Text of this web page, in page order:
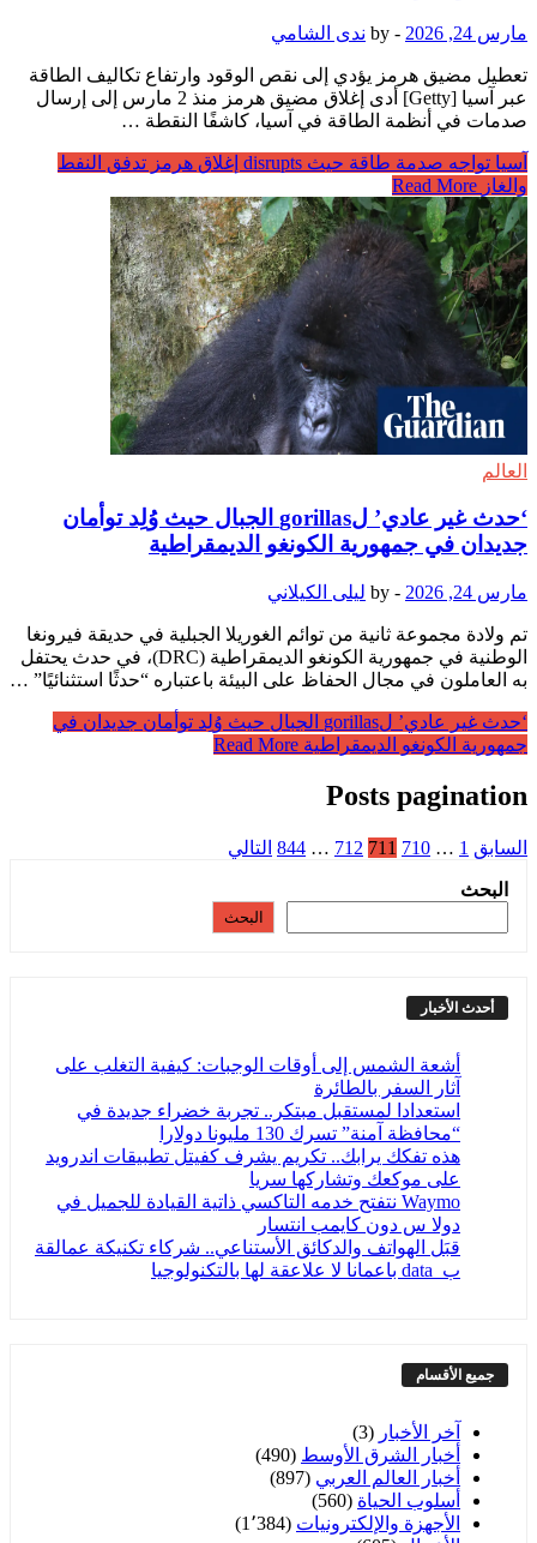
مارس 24, 2026 -
by ندى الشامي
تعطيل مضيق هرمز يؤدي إلى نقص الوقود وارتفاع تكاليف الطاقة
عبر آسيا [Getty] أدى إغلاق مضيق هرمز منذ 2 مارس إلى إرسال
صدمات في أنظمة الطاقة في آسيا، كاشفًا النقطة …
آسيا تواجه صدمة طاقة حيث disrupts إغلاق هرمز تدفق النفط
والغاز
العالم
‘حدث غير عادي’ لgorillas الجبال حيث وُلِد توأمان
جديدان في جمهورية الكونغو الديمقراطية
مارس 24, 2026 -
by ليلى الكيلاني
تم ولادة مجموعة ثانية من توائم الغوريلا الجبلية في حديقة فيرونغا
الوطنية في جمهورية الكونغو الديمقراطية (DRC)، في حدث يحتفل
به العاملون في مجال الحفاظ على البيئة باعتباره “حدثًا استثنائيًا” …
‘حدث غير عادي’ لgorillas الجبال حيث وُلِد توأمان جديدان في
جمهورية الكونغو الديمقراطية
Posts pagination
السابق 1
…
710
711
712
…
844 التالي
البحث
البحث
أحدث الأخبار
أشعة الشمس إلى أوقات الوجبات: كيفية التغلب على
آثار السفر بالطائرة
استعدادا لمستقبل مبتكر.. تجربة خضراء جديدة في
“محافظة آمنة” تسرك 130 مليونا دولارا
هذه تفكك يرابك.. تكريم يشرف كفيتل تطبيقات اندرويد
على موكعك وتشاركها سريا
Waymo​ نتفتح خدمه التاكسي ذاتية القيادة للجميل في
دولا س دون كايمب انتسار
قبَل الهواتف والدكائق الأستناعي.. شركاء تكنيكة عمالقة
ب_data باعمانا لا علاعقة لها بالتكنولوجيا
جميع الأقسام
آخر الأخبار (3)
أخبار الشرق الأوسط (490)
أخبار العالم العربي (897)
أسلوب الحياة (560)
الأجهزة والإلكترونيات (1٬384)